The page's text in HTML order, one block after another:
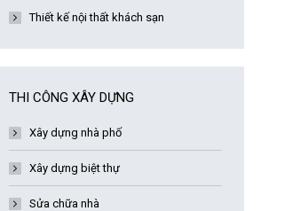
Thiết kế nội thất khách sạn
THI CÔNG XÂY DỰNG
Xây dựng nhà phố
Xây dựng biệt thự
Sửa chữa nhà